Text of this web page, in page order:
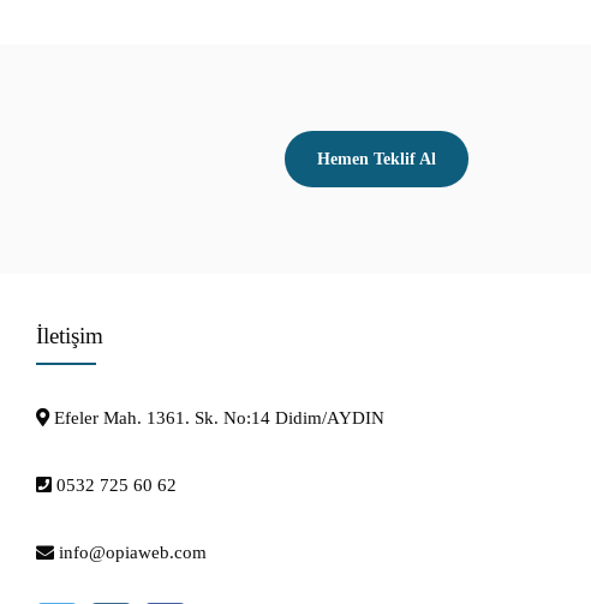
Hemen Teklif Al
İletişim
Efeler Mah. 1361. Sk. No:14 Didim/AYDIN
0532 725 60 62
info@opiaweb.com